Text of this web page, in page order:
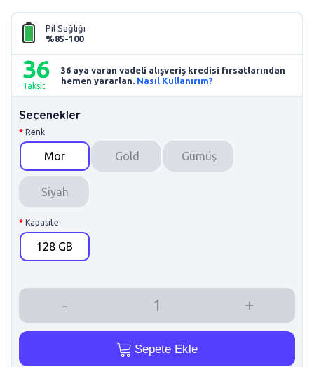
Pil Sağlığı
%85-100
36
Taksit
36 aya varan vadeli alışveriş kredisi fırsatlarından
hemen yararlan. Nasıl Kullanırım?
Seçenekler
Renk
Mor Gold Gümüş
Siyah
Kapasite
128 GB
Sepete Ekle